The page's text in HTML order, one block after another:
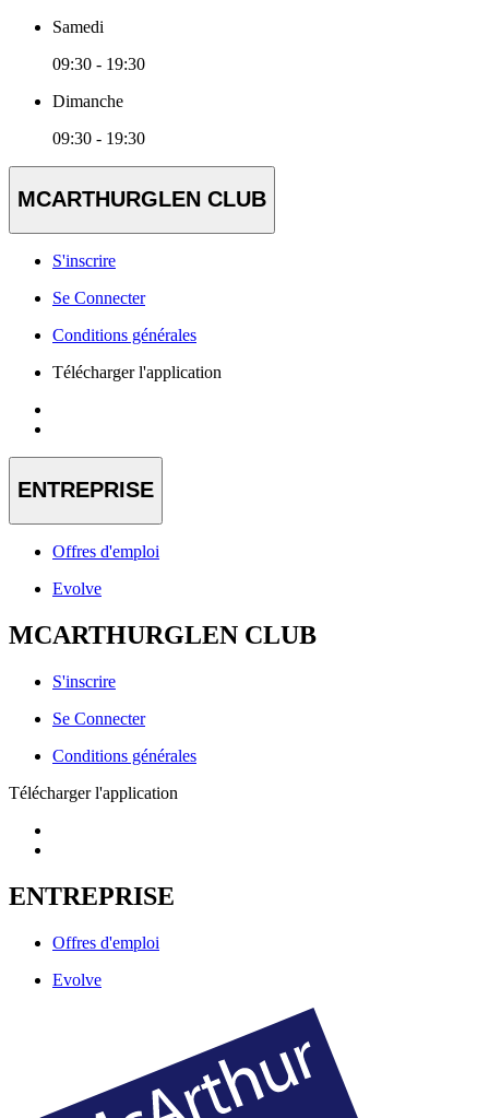
Samedi
09:30 - 19:30
Dimanche
09:30 - 19:30
MCARTHURGLEN CLUB
S'inscrire
Se Connecter
Conditions générales
Télécharger l'application
ENTREPRISE
Offres d'emploi
Evolve
MCARTHURGLEN CLUB
S'inscrire
Se Connecter
Conditions générales
Télécharger l'application
ENTREPRISE
Offres d'emploi
Evolve